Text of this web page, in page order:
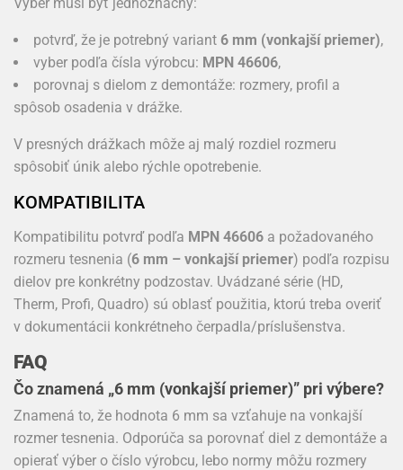
potvrď, že je potrebný variant 6 mm (vonkajší priemer),
vyber podľa čísla výrobcu: MPN 46606,
porovnaj s dielom z demontáže: rozmery, profil a
spôsob osadenia v drážke.
V presných drážkach môže aj malý rozdiel rozmeru
spôsobiť únik alebo rýchle opotrebenie.
KOMPATIBILITA
Kompatibilitu potvrď podľa MPN 46606 a požadovaného
rozmeru tesnenia (6 mm – vonkajší priemer) podľa rozpisu
dielov pre konkrétny podzostav. Uvádzané série (HD,
Therm, Profi, Quadro) sú oblasť použitia, ktorú treba overiť
v dokumentácii konkrétneho čerpadla/príslušenstva.
FAQ
Čo znamená „6 mm (vonkajší priemer)” pri výbere?
Znamená to, že hodnota 6 mm sa vzťahuje na vonkajší
rozmer tesnenia. Odporúča sa porovnať diel z demontáže a
opierať výber o číslo výrobcu, lebo normy môžu rozmery